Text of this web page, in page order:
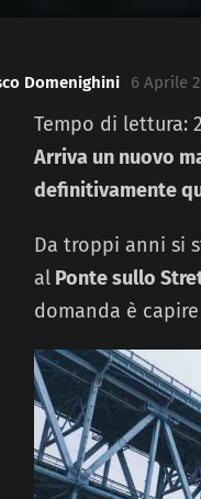
Domenighini 6 Aprile
Tempo di lettura: 2
Arriva un nuovo
definitivamente
Da troppi anni si
al Ponte sullo
domanda è